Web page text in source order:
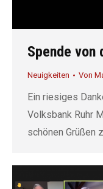
Spende von
Neuigkeiten Von
Ein riesiges
Volksbank Ruhr
schönen Grüßen